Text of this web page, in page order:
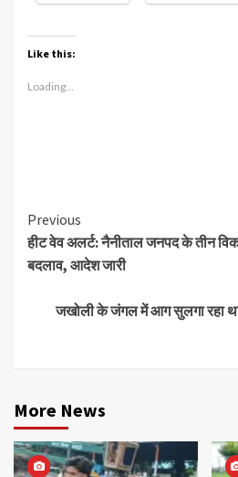
Like this:
Loading...
Continue
Reading
Previous
हीट वेव अलर्ट: नैनीताल जनपद के तीन
बदलाव, आदेश जारी
जखोली के जंगल में आग सुलगा रहा
More News